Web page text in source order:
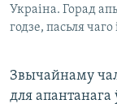
Украіна. Горад
годзе, пасьля чаго
Звычайнаму
для апантанага